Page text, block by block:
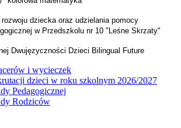
dziecka oraz udzielania pomocy
w Przedszkolu nr 10 "Leśne Skrzaty"
Dwujęzyczności Dzieci Bilingual Future
i wycieczek
dzieci w roku szkolnym 2026/2027
Pedagogicznej
Rodziców